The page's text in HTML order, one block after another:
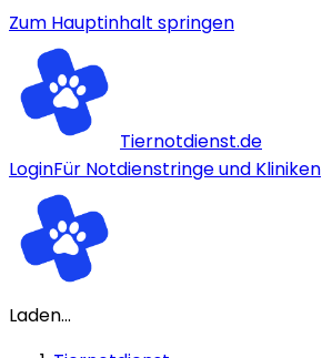
Zum Hauptinhalt springen
Tiernotdienst.de
LoginFür Notdienstringe und Kliniken
Laden...